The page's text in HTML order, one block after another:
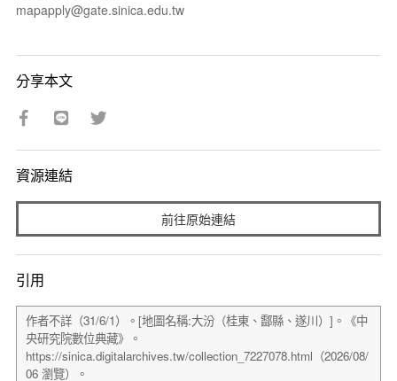
mapapply@gate.sinica.edu.tw
分享本文
資源連結
前往原始連結
引用